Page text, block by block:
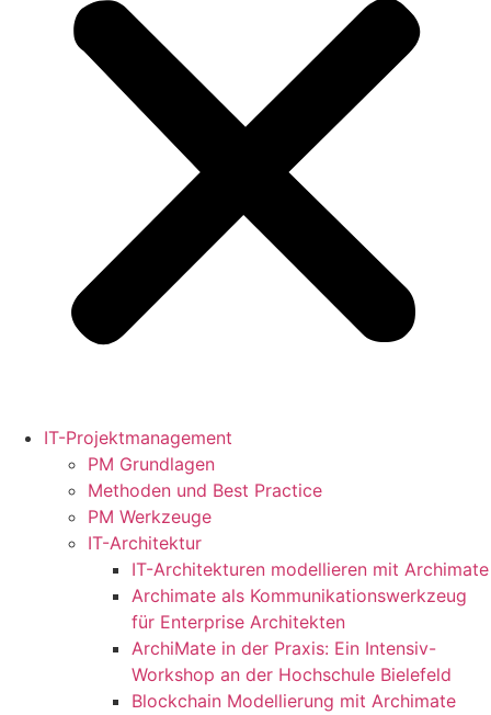
IT-Projektmanagement
PM Grundlagen
Methoden und Best Practice
PM Werkzeuge
IT-Architektur
IT-Architekturen modellieren mit Archimate
Archimate als Kommunikationswerkzeug
für Enterprise Architekten
ArchiMate in der Praxis: Ein Intensiv-
Workshop an der Hochschule Bielefeld
Blockchain Modellierung mit Archimate